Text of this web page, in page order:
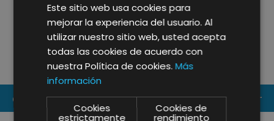
BARTALENT LAB Y LIFTING
GROUP: RENOVACIÓN
ESTRATÉGICA PARA LIDERAR LA
FORMACIÓN E INSPIRACIÓN DEL
SECTOR HORECA EN 2026
CONTACT US
Este sitio web usa cookies para
mejorar la experiencia del usuario. Al
utilizar nuestro sitio web, usted acepta
todas las cookies de acuerdo con
nuestra Política de cookies.Más
información
Cookies
estrictamente
Cookies de
rendimiento